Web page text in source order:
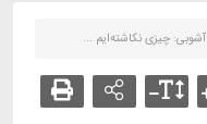
آشوبی: چیزی نکاشته‌ایم ...